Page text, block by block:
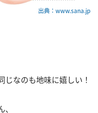
出典：www.sana.jp
なのも地味に嬉しい！